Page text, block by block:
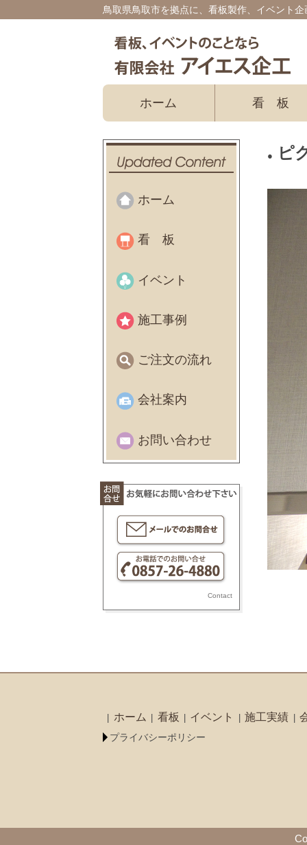
鳥取県鳥取市を拠点に、看板製作、イベント
ホーム 看板
ホーム
看板
イベント
施工事例
ご注文の流れ
会社案内
お問い合わせ
Contact
ピ
ホーム 看板 イベント 施工実績
プライバシーポリシー